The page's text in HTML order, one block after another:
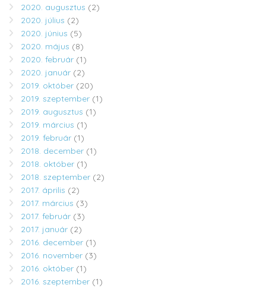
2020. augusztus (2)
2020. július (2)
2020. június (5)
2020. május (8)
2020. február (1)
2020. január (2)
2019. október (20)
2019. szeptember (1)
2019. augusztus (1)
2019. március (1)
2019. február (1)
2018. december (1)
2018. október (1)
2018. szeptember (2)
2017. április (2)
2017. március (3)
2017. február (3)
2017. január (2)
2016. december (1)
2016. november (3)
2016. október (1)
2016. szeptember (1)